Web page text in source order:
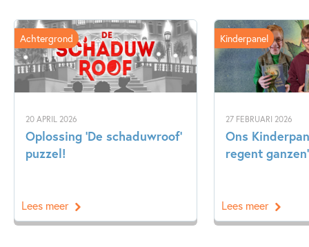
20 APRIL 2026
Oplossing ‘De schaduwroof’
puzzel!
Achtergrond
Lees meer
27 FEBRUARI 2026
Ons
regent ganzen’
Kinderpanel
Lees meer